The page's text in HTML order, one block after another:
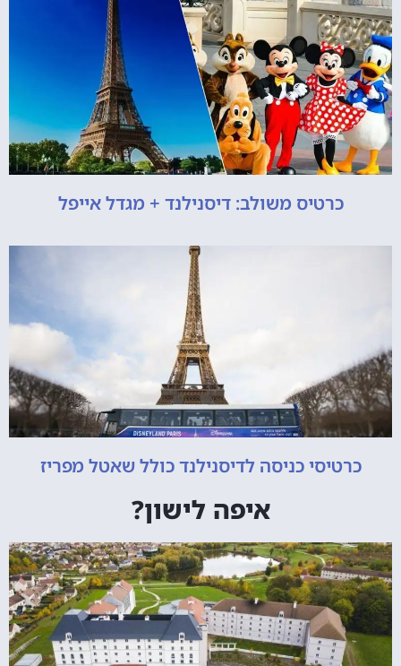
כרטיס משולב: דיסנילנד + מגדל אייפל
כרטיסי כניסה לדיסנילנד כולל שאטל מפריז
איפה לישון?